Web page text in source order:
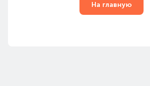
На главную